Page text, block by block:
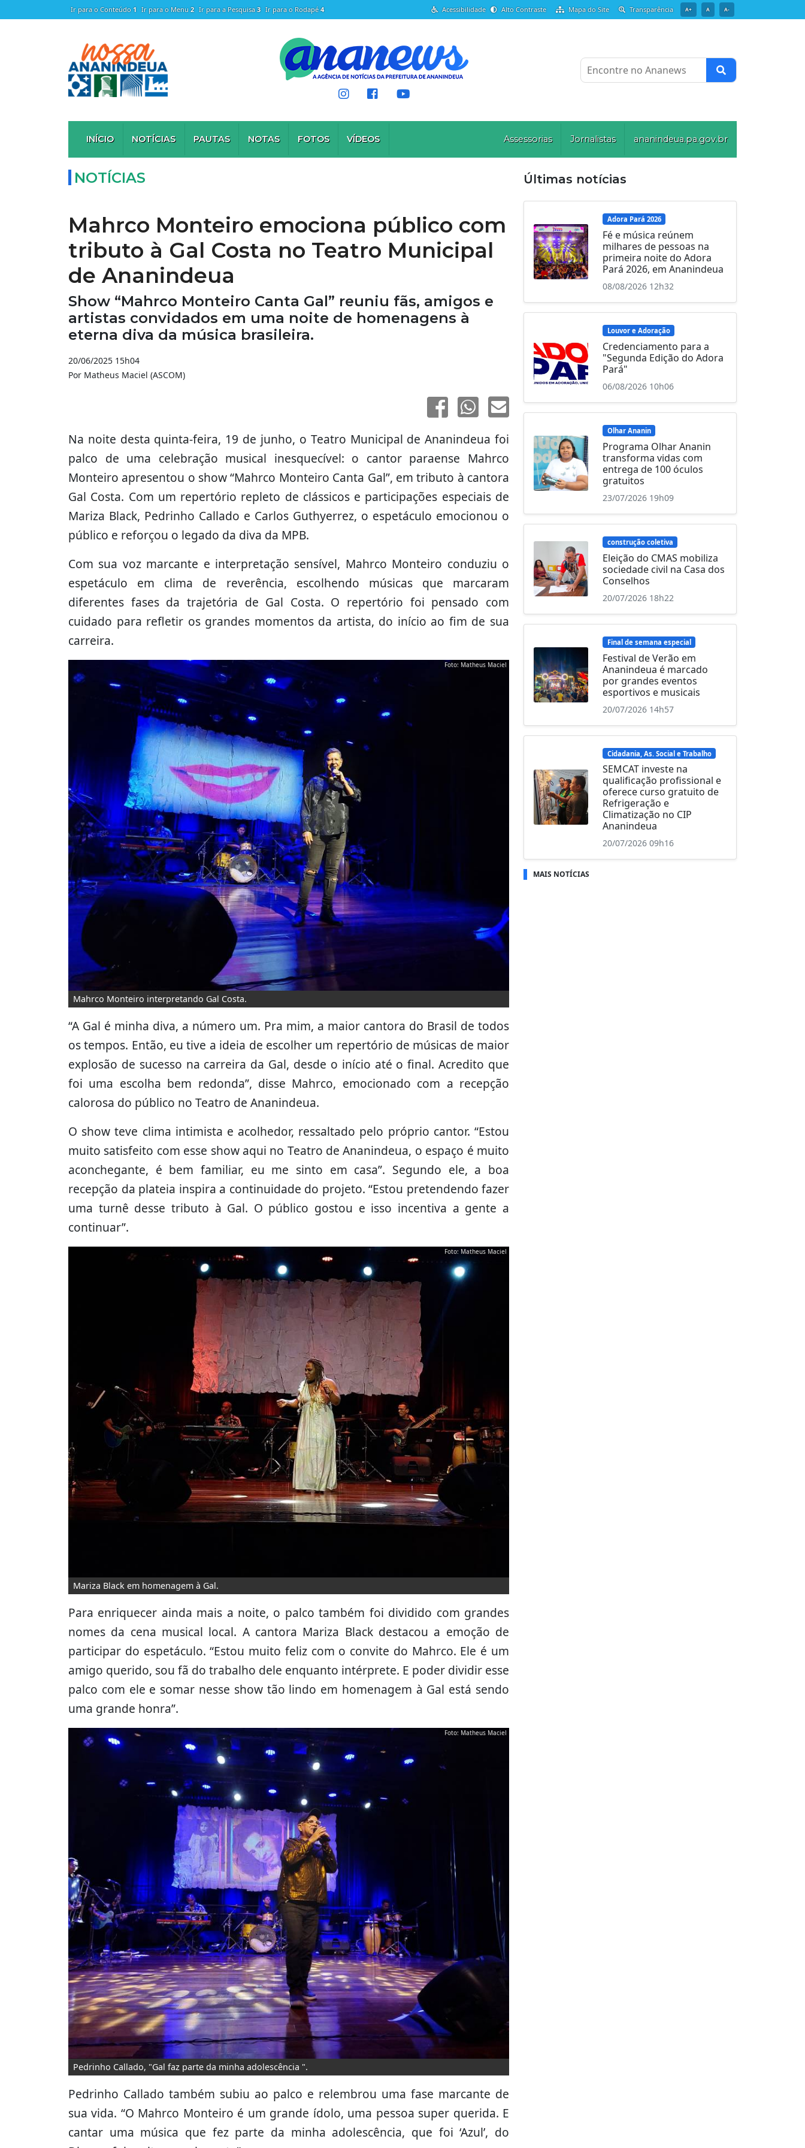
Ir para o Conteúdo 1 Ir para o Menu 2 Ir para a Pesquisa 3 Ir para o Rodapé4 Acessibilidade Alto Contraste Mapa do Site Transparência A+ A A-
Encontre no Ananews
INÍCIO NOTÍCIAS PAUTAS NOTAS FOTOS VÍDEOS Assessorias Jornalistas ananindeua.pa.gov.br
NOTÍCIAS
Mahrco Monteiro emociona público com
tributo à Gal Costa no Teatro Municipal
de Ananindeua
Show “Mahrco Monteiro Canta Gal” reuniu fãs, amigos e
artistas convidados em uma noite de homenagens à
eterna diva da música brasileira.
20/06/2025 15h04
Por Matheus Maciel (ASCOM)
Na noite desta quinta-feira, 19 de junho, o Teatro Municipal de Ananindeua foi
palco de uma celebração musical inesquecível: o cantor paraense Mahrco
Monteiro apresentou o show “Mahrco Monteiro Canta Gal”, em tributo à cantora
Gal Costa. Com um repertório repleto de clássicos e participações especiais de
Mariza Black, Pedrinho Callado e Carlos Guthyerrez, o espetáculo emocionou o
público e reforçou o legado da diva da MPB.
Com sua voz marcante e interpretação sensível, Mahrco Monteiro conduziu o
espetáculo em clima de reverência, escolhendo músicas que marcaram
diferentes fases da trajetória de Gal Costa. O repertório foi pensado com
cuidado para refletir os grandes momentos da artista, do início ao fim de sua
carreira.
Mahrco Monteiro interpretando Gal Costa.
Foto: Matheus Maciel
“A Gal é minha diva, a número um. Pra mim, a maior cantora do Brasil de todos
os tempos. Então, eu tive a ideia de escolher um repertório de músicas de maior
explosão de sucesso na carreira da Gal, desde o início até o final. Acredito que
foi uma escolha bem redonda”, disse Mahrco, emocionado com a recepção
calorosa do público no Teatro de Ananindeua.
O show teve clima intimista e acolhedor, ressaltado pelo próprio cantor. “Estou
muito satisfeito com esse show aqui no Teatro de Ananindeua, o espaço é muito
aconchegante, é bem familiar, eu me sinto em casa”. Segundo ele, a boa
recepção da plateia inspira a continuidade do projeto. “Estou pretendendo fazer
uma turnê desse tributo à Gal. O público gostou e isso incentiva a gente a
continuar”.
Mariza Black em homenagem à Gal.
Foto: Matheus Maciel
Para enriquecer ainda mais a noite, o palco também foi dividido com grandes
nomes da cena musical local. A cantora Mariza Black destacou a emoção de
participar do espetáculo. “Estou muito feliz com o convite do Mahrco. Ele é um
amigo querido, sou fã do trabalho dele enquanto intérprete. E poder dividir esse
palco com ele e somar nesse show tão lindo em homenagem à Gal está sendo
uma grande honra”.
Pedrinho Callado, "Gal faz parte da minha adolescência ".
Foto: Matheus Maciel
Pedrinho Callado também subiu ao palco e relembrou uma fase marcante de
sua vida. “O Mahrco Monteiro é um grande ídolo, uma pessoa super querida. E
cantar uma música que fez parte da minha adolescência, que foi ‘Azul’, do
Últimas notícias
Adora Pará 2026
Fé e música reúnem
milhares de pessoas na
primeira noite do Adora
Pará 2026, em Ananindeua
08/08/2026 12h32
Louvor e Adoração
Credenciamento para a
"Segunda Edição do Adora
Pará"
06/08/2026 10h06
Olhar Ananin
Programa Olhar Ananin
transforma vidas com
entrega de 100 óculos
gratuitos
23/07/2026 19h09
construção coletiva
Eleição do CMAS mobiliza
sociedade civil na Casa dos
Conselhos
20/07/2026 18h22
Final de semana especial
Festival de Verão em
Ananindeua é marcado
por grandes eventos
esportivos e musicais
20/07/2026 14h57
Cidadania, As. Social e Trabalho
SEMCAT investe na
qualificação profissional e
oferece curso gratuito de
Refrigeração e
Climatização no CIP
Ananindeua
20/07/2026 09h16
MAIS NOTÍCIAS